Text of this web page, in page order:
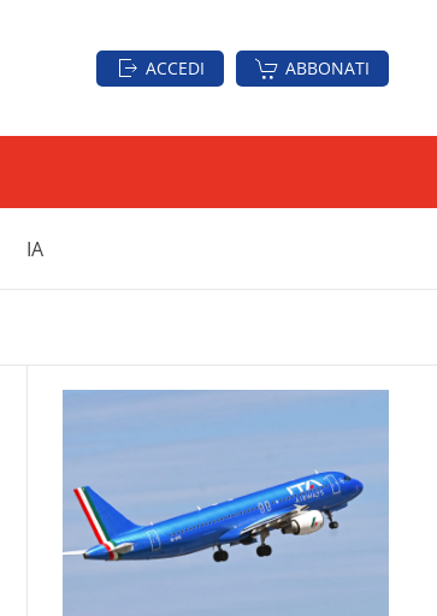
ACCEDI ABBONATI
IA